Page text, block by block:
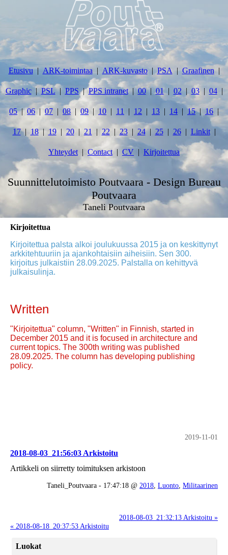
Etusivu ARK-toimintaa ARK-kuvasto PSA Graafinen
Graphic PSL PPS PPS intranet 00 01 02 03 04
05 06 07 08 09 10 11 12 13 14 15 16
17 18 19 20 21 22 23 24 25 26 Linkit
Yhteydet Contact CV Kirjoitettua
Suunnittelutoimisto Poutvaara - Design Bureau
Poutvaara
Taneli Poutvaara
Kirjoitettua
Kirjoitettua palsta alkoi joulukuussa 2015 ja on keskittynyt
arkkitehtuuriin ja ajankohtaisiin aiheisiin. Sen 300.
kirjoitus julkaistiin 28.09.2025. Palstalla on kehittyvä
julkaisulinja.
Written
"Kirjoitettua" column, "Written" in Finnish, started in
December 2015 and it is focused in architecture and
current topics. The 300th writing was published
28.09.2025. The column has developing publishing
policy.
2019-11-01
2018-08-03_21:56:03 Arkistoitu
Artikkeli on siirretty toimituksen arkistoon
Taneli_Poutvaara - 17:47:18 @ 2018 Luonto Militaarinen
2018-08-03_21:32:13 Arkistoitu »
« 2018-08-18_20:37:53 Arkistoitu
Luokat